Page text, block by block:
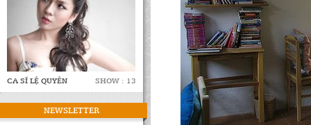
CA SĨ LỆ QUYÊN SHOW : 13
NEWSLETTER